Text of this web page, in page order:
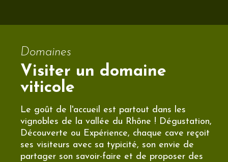
Domaines
Visiter un domaine
viticole
Le goût de l'accueil est partout dans les
vignobles de la vallée du Rhône ! Dégustation,
Découverte ou Expérience, chaque cave reçoit
ses visiteurs avec sa typicité, son envie de
partager son savoir-faire et de proposer des